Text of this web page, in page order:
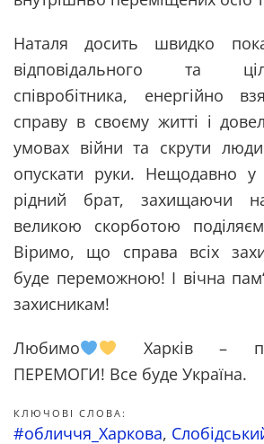
Наталя досить швидко
відповідального та
співробітника, енергійно
справу в своєму житті і
умовах війни та скрути
опускати руки. Нещодавно у
рідний брат, захищаючи
великою скорботою
Віримо, що справа всіх
буде переможною! І вічна
захисникам!
Любимо
Харків –
ПЕРЕМОГИ! Все буде Україна.
КЛЮЧОВІ СЛОВА:
#обличчя_Харкова,